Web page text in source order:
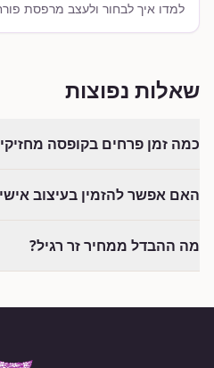
למדו איך לבחור ולעצב מרפסת
שאלות נפוצות
כמה זמן פרחים בקופסה
האם אפשר להזמין בעיצוב
מה ההבדל ממחיר זר רגיל?